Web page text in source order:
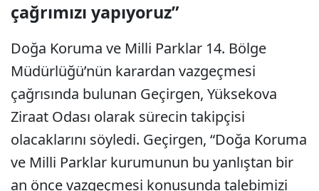
çağrımızı yapıyoruz”
Doğa Koruma ve Milli Parklar 14. Bölge
Müdürlüğü’nün karardan vazgeçmesi
çağrısında bulunan Geçirgen, Yüksekova
Ziraat Odası olarak sürecin takipçisi
olacaklarını söyledi. Geçirgen, “Doğa Koruma
ve Milli Parklar kurumunun bu yanlıştan bir
an önce vazgeçmesi konusunda talebimizi